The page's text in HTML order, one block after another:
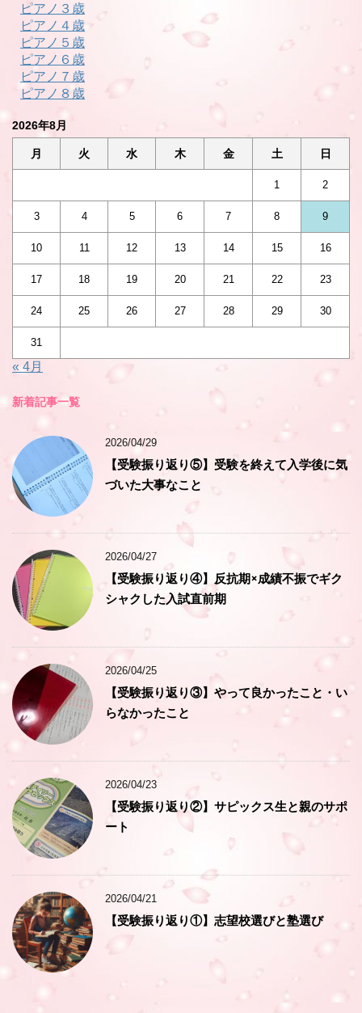
ピアノ３歳
ピアノ４歳
ピアノ５歳
ピアノ６歳
ピアノ７歳
ピアノ８歳
2026年8月
月 火 水 木 金 土 日
1 2
3 4 5 6 7 8 9
10 11 12 13 14 15 16
17 18 19 20 21 22 23
24 25 26 27 28 29 30
31
« 4月
新着記事一覧
2026/04/29
【受験振り返り⑤】受験を終えて入学後に気
づいた大事なこと
2026/04/27
【受験振り返り④】反抗期×成績不振でギク
シャクした入試直前期
2026/04/25
【受験振り返り③】やって良かったこと・い
らなかったこと
2026/04/23
【受験振り返り②】サピックス生と親のサポ
ート
2026/04/21
【受験振り返り①】志望校選びと塾選び